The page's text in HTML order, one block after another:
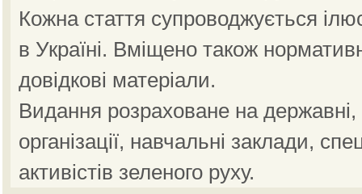
Кожна стаття супроводжується
в Україні. Вміщено також
довідкові матеріали.
Видання розраховане на державні,
організації, навчальні заклади,
активістів зеленого руху.